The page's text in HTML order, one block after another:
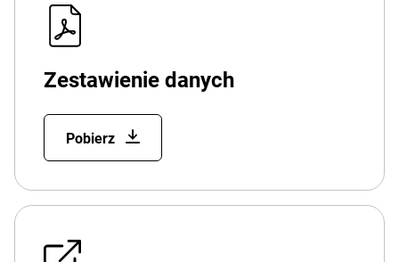
Zestawienie danych
Pobierz